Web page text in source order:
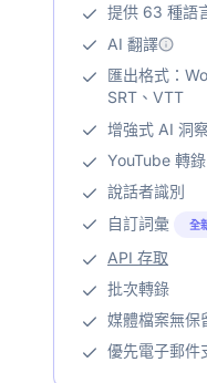
提供 63 種語
AI 翻譯
匯出格式：
SRT、VTT
增強式 AI 洞察
YouTube 轉錄
說話者識別
自訂詞彙
全
API 存取
批次轉錄
媒體檔案無保
優先電子郵件